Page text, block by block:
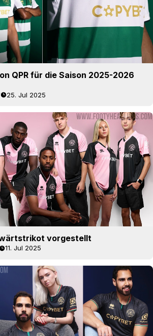
QPR für die Saison 2025-2026
25. Jul 2025
vorgestellt
11. Jul 2025